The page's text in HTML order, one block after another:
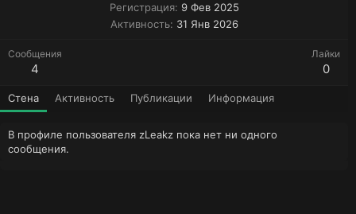
Регистрация 9 Фев 2025
Активность 31 Янв 2026
Сообщения
4
Лайки
0
Стена Активность Публикации Информация
В профиле пользователя zLeakz пока нет ни одного
сообщения.